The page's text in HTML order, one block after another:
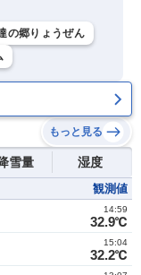
の郷りょうぜん
もっと見る
雪量 湿度
観測値
32.9℃
14:59
32.2℃
15:04